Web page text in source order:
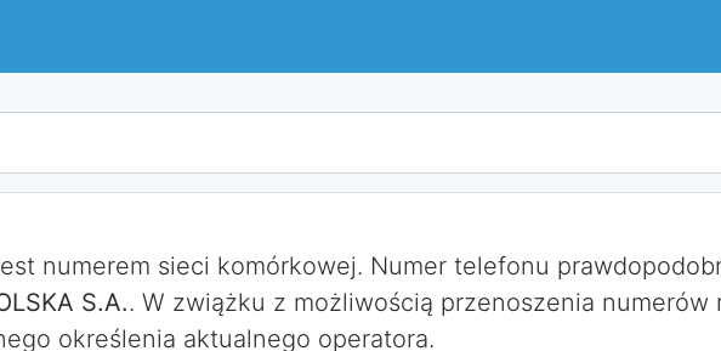
numerem sieci komórkowej. Numer telefonu
S.A.. W zwiążku z możliwością przenoszenia numerów
określenia aktualnego operatora.